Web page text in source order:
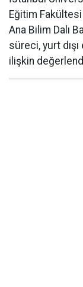
Eğitim
Ana Bilim Dalı
süreci, yurt
ilişkin